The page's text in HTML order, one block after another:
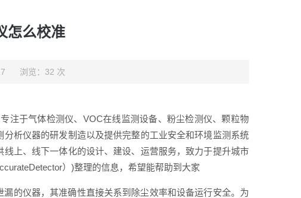
怎么校准
浏览：32 次
注于气体检测仪、VOC在线监测设备、粉尘检测仪、颗粒物
析仪器的研发制造以及提供完整的工业安全和环境监测系统
上、线下一体化的设计、建设、运营服务，致力于提升城市
）)整理的信息，希望能帮助到大家
的仪器，其准确性直接关系到除尘效率和设备运行安全。为